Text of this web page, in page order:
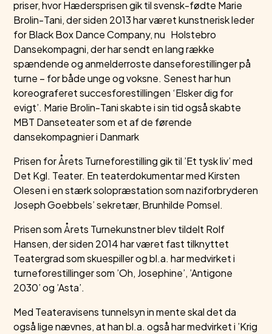
priser, hvor Hædersprisen gik til svensk-fødte Marie
Brolin-Tani, der siden 2013 har været kunstnerisk leder
for Black Box Dance Company, nu Holstebro
Dansekompagni, der har sendt en lang række
spændende og anmelderroste danseforestillinger på
turne – for både unge og voksne. Senest har hun
koreograferet succesforestillingen ‘Elsker dig for
evigt’. Marie Brolin-Tani skabte i sin tid også skabte
MBT Danseteater som et af de førende
dansekompagnier i Danmark
Prisen for Årets Turneforestilling gik til ’Et tysk liv’ med
Det Kgl. Teater. En teaterdokumentar med Kirsten
Olesen i en stærk solopræstation som naziforbryderen
Joseph Goebbels’ sekretær, Brunhilde Pomsel.
Prisen som Årets Turnekunstner blev tildelt Rolf
Hansen, der siden 2014 har været fast tilknyttet
Teatergrad som skuespiller og bl.a. har medvirket i
turneforestillinger som ’Oh, Josephine’, ’Antigone
2030’ og ’Asta’.
Med Teateravisens tunnelsyn in mente skal det da
også lige nævnes, at han bl.a. også har medvirket i ’Krig